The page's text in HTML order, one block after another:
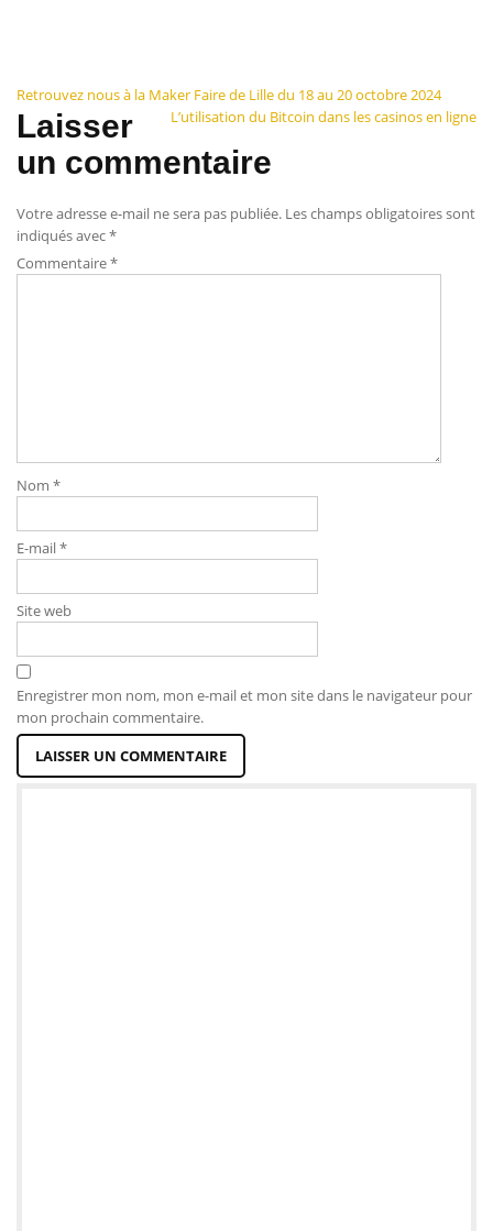
Navigation
de
l’article
Retrouvez nous à la Maker Faire de Lille du 18 au 20 octobre 2024
L’utilisation du Bitcoin dans les casinos en ligne
Laisser
un commentaire
Votre adresse e-mail ne sera pas publiée. Les champs obligatoires sont
indiqués avec*
Commentaire*
Nom *
E-mail*
Site web
Enregistrer mon nom, mon e-mail et mon site dans le navigateur pour
mon prochain commentaire.